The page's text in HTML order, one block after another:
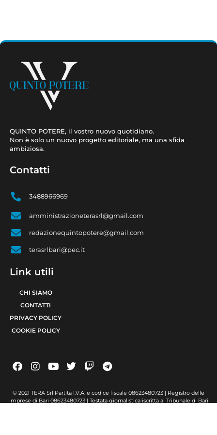
QUINTO POTERE, il vostro nuovo quotidiano.
Non è solo un nuovo progetto editoriale, ma una sfida
ambiziosa.
Contatti
3488966969
amministrazioneterasrl@gmail.com
redazionequintopotere@gmail.com
terasrlbari@pec.it
Link utili
CHI SIAMO
CONTATTI
PRIVACY POLICY
COOKIE POLICY
© 2021 TERA Srl Partita I.V.A. e codice fiscale 08623480723 | Registro delle
imprese di Bari 08623480723 | Testata giornalistica iscritta al Tribunale di Bari